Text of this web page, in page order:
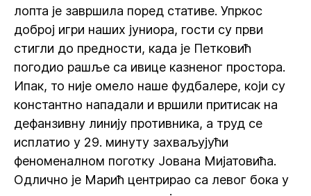
лопта је завршила поред стативе. Упркос
доброј игри наших јуниора, гости су први
стигли до предности, када је Петковић
погодио рашље са ивице казненог простора.
Ипак, то није омело наше фудбалере, који су
константно нападали и вршили притисак на
дефанзивну линију противника, а труд се
исплатио у 29. минуту захваљујући
феноменалном поготку Јована Мијатовића.
Одлично је Марић центрирао са левог бока у